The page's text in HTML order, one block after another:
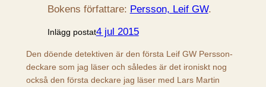
Bokens författare: Persson, Leif GW.
Inlägg postat4 jul 2015
Den döende detektiven är den första Leif GW Persson-
deckare som jag läser och således är det ironiskt nog
också den första deckare jag läser med Lars Martin